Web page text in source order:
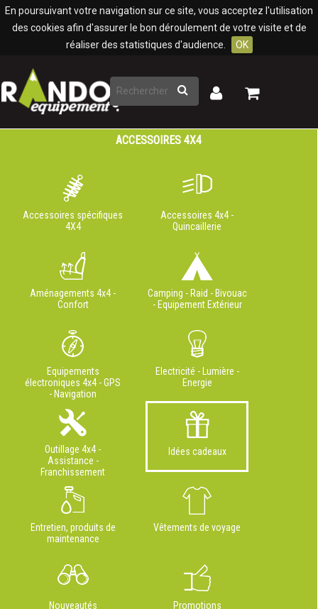
En poursuivant votre navigation sur ce site, vous acceptez l'utilisation
des cookies afin d'assurer le bon déroulement de votre visite et de
réaliser des statistiques d'audience.
OK
Rechercher
Mon
Mon
ACCESSOIRES 4X4
Accessoires spécifiques
4X4
Accessoires 4x4 -
Quincaillerie
Aménagements 4x4 -
Confort
Camping - Raid - Bivouac
- Equipement Extérieur
Equipements
électroniques 4x4 - GPS
- Navigation
Electricité - Lumière -
Energie
Outillage 4x4 -
Assistance -
Franchissement
Idées cadeaux
Entretien, produits de
maintenance
Vêtements de voyage
Nouveautés
Promotions
Panneau de gestion des cookies